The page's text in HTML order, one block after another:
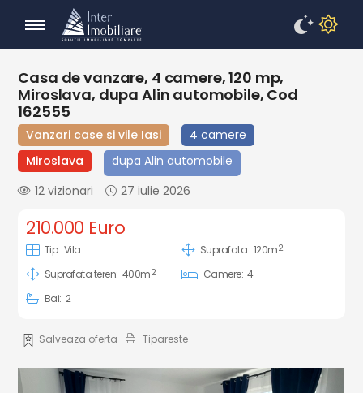
Casa de vanzare, 4 camere, 120 mp,
Miroslava, dupa Alin automobile, Cod
162555
Vanzari case si vile Iasi
4 camere
Miroslava
dupa Alin automobile
12 vizionari
27 iulie 2026
210.000 Euro
Tip: Vila Suprafata: 120m2
Suprafata teren: 400m2 Camere: 4
Bai: 2
Salveaza oferta Tipareste